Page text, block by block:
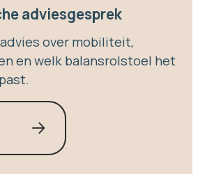
adviesgesprek
over mobiliteit,
en welk balansrolstoel het